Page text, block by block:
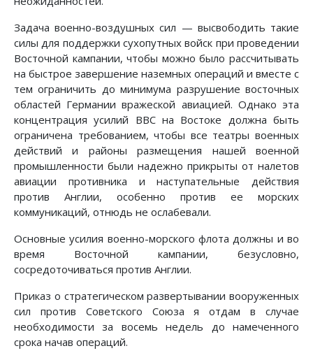
Задача военно-воздушных сил — высвободить такие
силы для поддержки сухопутных войск при проведении
Восточной кампании, чтобы можно было рассчитывать
на быстрое завершение наземных операций и вместе с
тем ограничить до минимума разрушение восточных
областей Германии вражеской авиацией. Однако эта
концентрация усилий ВВС на Востоке должна быть
ограничена требованием, чтобы все театры военных
действий и районы размещения нашей военной
промышленности были надежно прикрыты от налетов
авиации противника и наступательные действия
против Англии, особенно против ее морских
коммуникаций, отнюдь не ослабевали.
Основные усилия военно-морского флота должны и во
время Восточной кампании, безусловно,
сосредоточиваться против Англии.
Приказ о стратегическом развертывании вооруженных
сил против Советского Союза я отдам в случае
необходимости за восемь недель до намеченного
срока начав операций.